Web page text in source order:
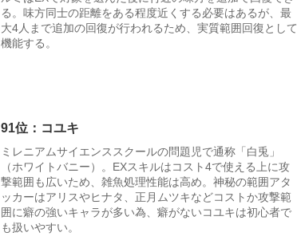
る。味方同士の距離をある程度近くする必要はあるが、最
大4人まで追加の回復が行われるため、実質範囲回復として
機能する。
91位：コユキ
ミレニアムサイエンススクールの問題児で通称「白兎」
（ホワイトバニー）。EXスキルはコスト4で使える上に攻
撃範囲も広いため、雑魚処理性能は高め。神秘の範囲アタ
ッカーはアリスやヒナタ、正月ムツキなどコストか攻撃範
囲に癖の強いキャラが多い為、癖がないコユキは初心者で
も扱いやすい。